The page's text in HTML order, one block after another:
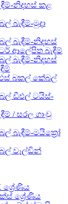
නිදහස් කළ
බැඳීම්-මුදා
බැඳීම්-නිදහස්
ආලේපිත බැඳීම්
බැඳීම්-නිදහස්
බකල් කේබල්
ඩීඑල් ටයිස්-
/ සරල ගාංචු
බැඳීම්-මයික්‍රෝ
වෑල්ඩින්
ශ්‍රේණිය
ශ්‍රේණිය